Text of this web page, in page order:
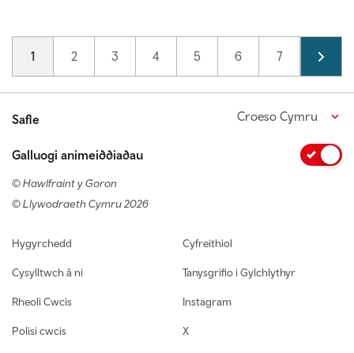
Pagination
Current page
1 Page
2 Page
3 Page
4 Page
5 Page
6 Page
7 Page
8
Safle Croeso Cymru
Galluogi animeiddiadau
© Hawlfraint y Goron
© Llywodraeth Cymru 2026
Footer navigation
Hygyrchedd
Cysylltwch â ni
Rheoli Cwcis
Polisi cwcis
Cyfreithiol
Tanysgrifio i Gylchlythyr
Instagram
X